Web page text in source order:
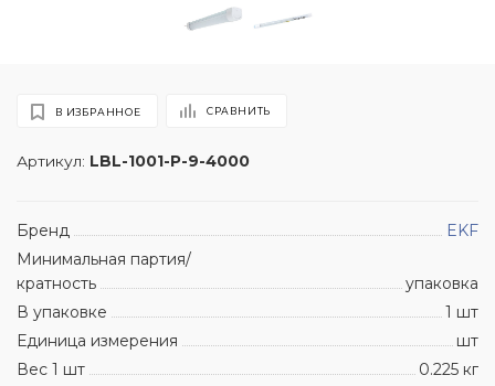
Артикул: LBL-1001-P-9-4000
В ИЗБРАННОЕ СРАВНИТЬ
Бренд
EKF
Минимальная партия/
кратность
упаковка
В упаковке
1 шт
Единица измерения
шт
Вес 1 шт
0.225 кг